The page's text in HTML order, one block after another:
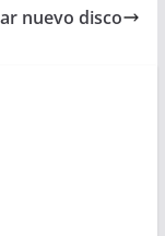
nuevo disco